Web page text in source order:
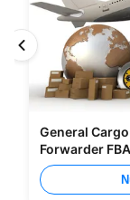
General
Forwarder
Verenigd